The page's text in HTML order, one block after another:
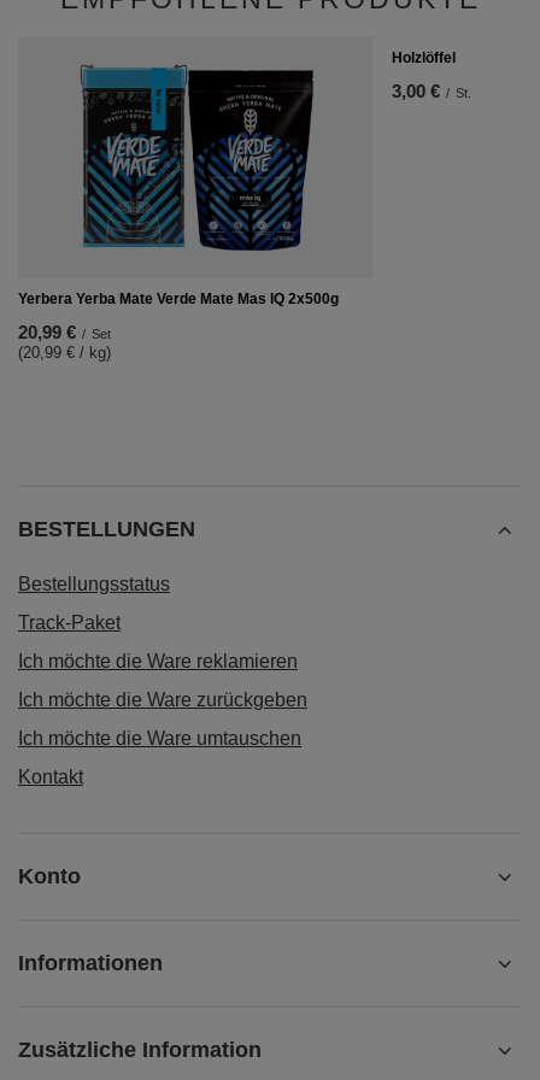
Mate Tee Set: Verde Mate Deer 500g + TermoLid +
/ Set
EMPFOHLENE PRODUKTE
Yerbera Yerba Mate Verde Mate Mas IQ 2x500g
(20,99 € / kg)
BESTELLUNGEN
Ich möchte die Ware reklamieren
Ich möchte die Ware umtauschen